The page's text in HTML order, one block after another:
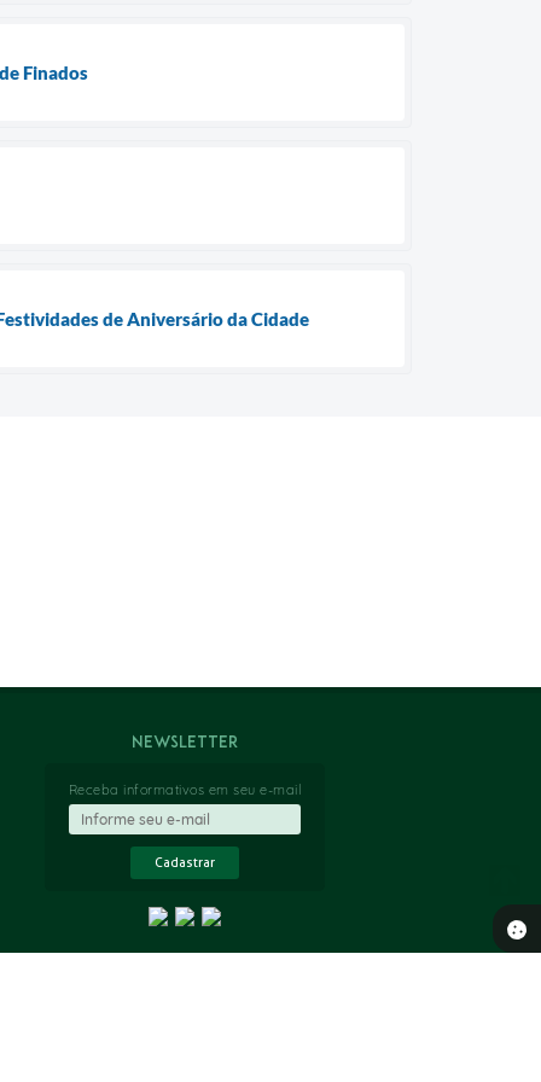
Finados
de Aniversário da Cidade
Newsletter
Receba informativos em seu e-mail
Cadastrar